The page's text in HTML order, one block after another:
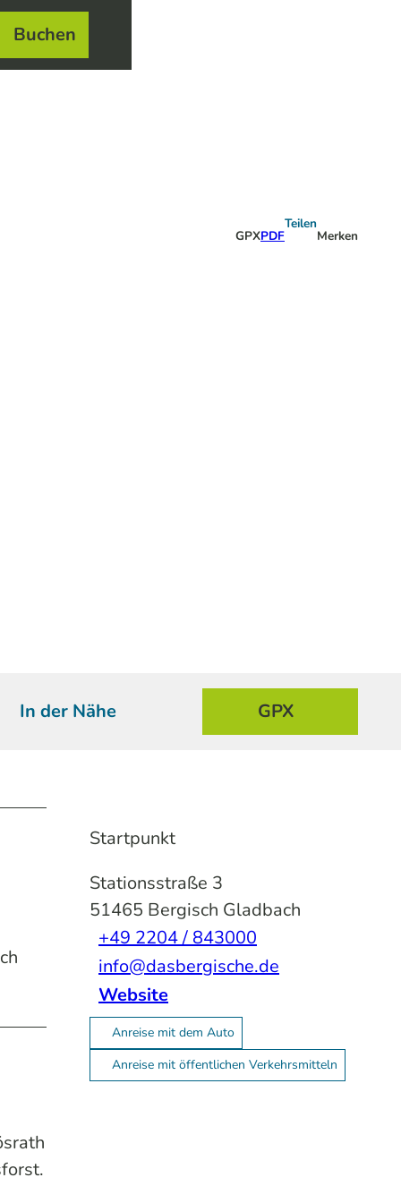
Buchen
GPXPDF
Teilen
Merken
In der Nähe GPX
Startpunkt
Stationsstraße 3
51465 Bergisch Gladbach
+49 2204 / 843000
info@dasbergische.de
Website
Anreise mit dem Auto
Anreise mit öffentlichen Verkehrsmitteln